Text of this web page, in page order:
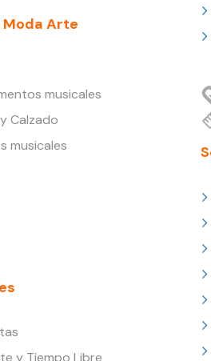
Moda Arte
musicales
Calzado
musicales
y Tiempo Libre